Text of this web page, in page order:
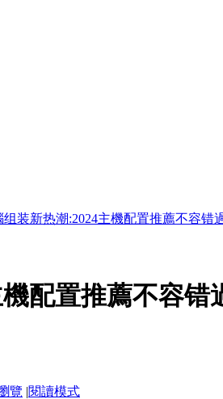
装新热潮:2024主機配置推薦不容错
配置推薦不容错
覽 |閱讀模式